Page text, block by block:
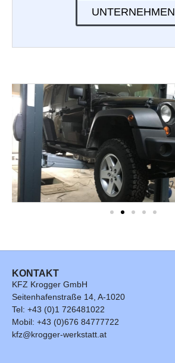
UNTERNEHMEN
KONTAKT
KFZ Krogger GmbH
Seitenhafenstraße 14, A-1020
Tel: +43 (0)1 726481022
Mobil: +43 (0)676 84777722
kfz@krogger-werkstatt.at